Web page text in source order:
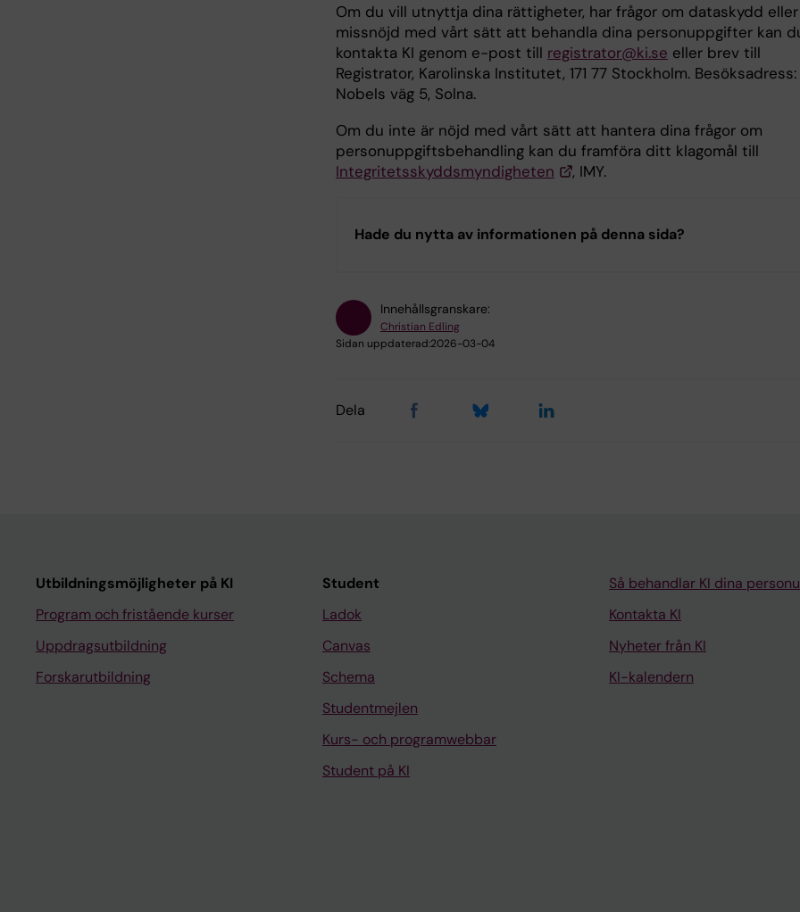
Om du vill utnyttja dina rättigheter, har frågor om dataskydd
missnöjd med vårt sätt att behandla dina personuppgifter kan
kontakta KI genom e-post till registrator@ki.se eller brev till
Registrator, Karolinska Institutet, 171 77 Stockholm. Besöksadress:
Nobels väg 5, Solna.
Om du inte är nöjd med vårt sätt att hantera dina frågor om
personuppgiftsbehandling kan du framföra ditt klagomål till
Integritetsskyddsmyndigheten
, IMY.
Hade du nytta av informationen på denna sida?
Innehållsgranskare:
Christian Edling
Sidan uppdaterad:2026-03-04
Dela
Utbildningsmöjligheter på KI
Program och fristående kurser
Uppdragsutbildning
Forskarutbildning
Student
Ladok
Canvas
Schema
Studentmejlen
Kurs- och programwebbar
Student på KI
Så behandlar KI dina
Kontakta KI
Nyheter från KI
KI-kalendern